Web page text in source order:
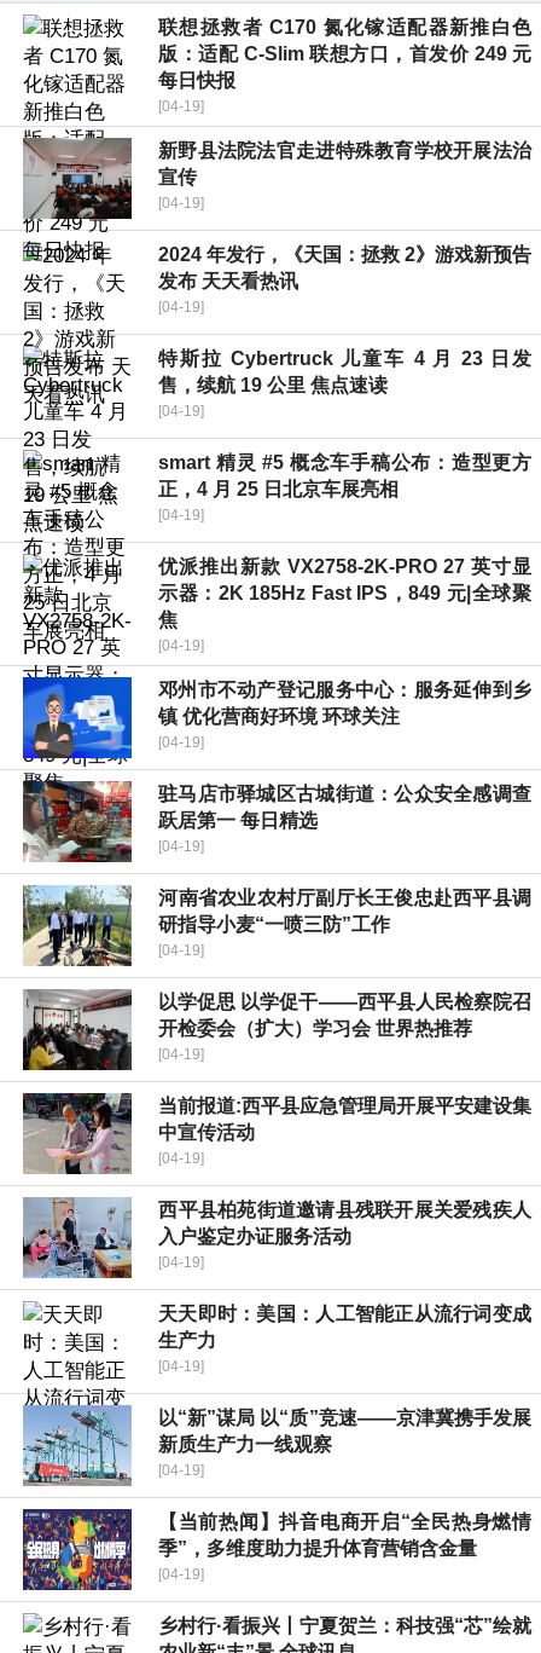
联想拯救者 C170 氮化镓适配器新推白色
版：适配 C-Slim 联想方口，首发价 249 元
每日快报
[04-19]
新野县法院法官走进特殊教育学校开展法治
宣传
[04-19]
2024 年发行，《天国：拯救 2》游戏新预告
发布 天天看热讯
[04-19]
特斯拉 Cybertruck 儿童车 4 月 23 日发
售，续航 19 公里 焦点速读
[04-19]
smart 精灵 #5 概念车手稿公布：造型更方
正，4 月 25 日北京车展亮相
[04-19]
优派推出新款 VX2758-2K-PRO 27 英寸显
示器：2K 185Hz Fast IPS，849 元|全球聚
焦
[04-19]
邓州市不动产登记服务中心：服务延伸到乡
镇 优化营商好环境 环球关注
[04-19]
驻马店市驿城区古城街道：公众安全感调查
跃居第一 每日精选
[04-19]
​河南省农业农村厅副厅长王俊忠赴西平县调
研指导小麦“一喷三防”工作
[04-19]
​以学促思 以学促干——西平县人民检察院召
开检委会（扩大）学习会 世界热推荐
[04-19]
当前报道:​西平县应急管理局开展平安建设集
中宣传活动
[04-19]
​西平县柏苑街道邀请县残联开展关爱残疾人
入户鉴定办证服务活动
[04-19]
天天即时：美国：人工智能正从流行词变成
生产力
[04-19]
以“新”谋局 以“质”竞速——京津冀携手发展
新质生产力一线观察
[04-19]
【当前热闻】抖音电商开启“全民热身燃情
季”，多维度助力提升体育营销含金量
[04-19]
乡村行·看振兴丨宁夏贺兰：科技强“芯”绘就